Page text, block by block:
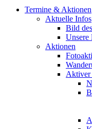
Termine & Aktionen
Aktuelle Infos
Bild
Unsere
Aktionen
Aktiver